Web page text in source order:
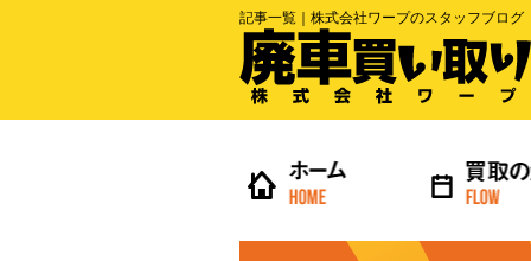
記事一覧｜株式会社ワープのスタッフブログ